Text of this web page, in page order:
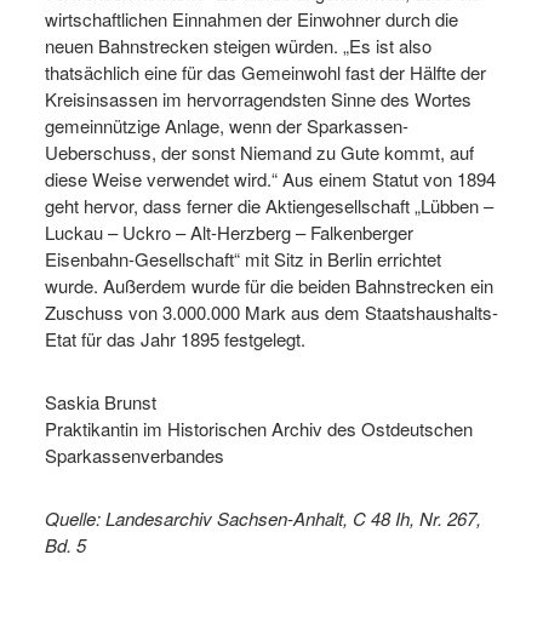
wirtschaftlichen Einnahmen der Einwohner durch die
neuen Bahnstrecken steigen würden. „Es ist also
thatsächlich eine für das Gemeinwohl fast der Hälfte der
Kreisinsassen im hervorragendsten Sinne des Wortes
gemeinnützige Anlage, wenn der Sparkassen-
Ueberschuss, der sonst Niemand zu Gute kommt, auf
diese Weise verwendet wird.“ Aus einem Statut von 1894
geht hervor, dass ferner die Aktiengesellschaft „Lübben –
Luckau – Uckro – Alt-Herzberg – Falkenberger
Eisenbahn-Gesellschaft“ mit Sitz in Berlin errichtet
wurde. Außerdem wurde für die beiden Bahnstrecken ein
Zuschuss von 3.000.000 Mark aus dem Staatshaushalts-
Etat für das Jahr 1895 festgelegt.
Saskia Brunst
Praktikantin im Historischen Archiv des Ostdeutschen
Sparkassenverbandes
Quelle: Landesarchiv Sachsen-Anhalt, C 48 Ih, Nr. 267,
Bd. 5